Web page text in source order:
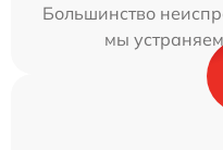
Большинство
мы